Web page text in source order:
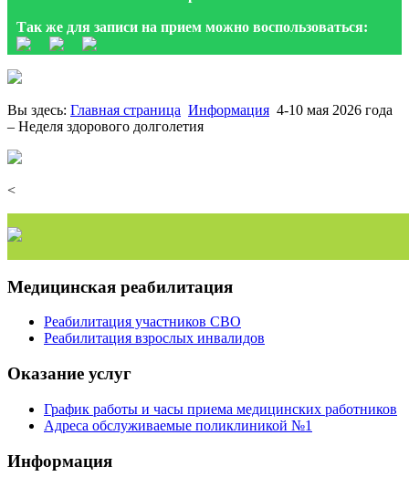
Так же для записи на прием можно воспользоваться:
Вы здесь: Главная страница Информация 4-10 мая 2026 года
– Неделя здорового долголетия
<
Медицинская реабилитация
Реабилитация участников СВО
Реабилитация взрослых инвалидов
Оказание услуг
График работы и часы приема медицинских работников
Адреса обслуживаемые поликлиникой №1
Информация